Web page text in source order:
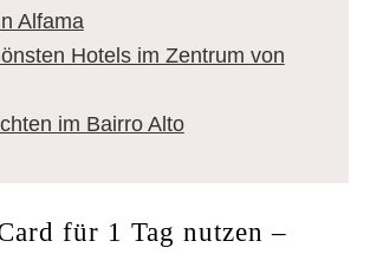
Alfama
Hotels im Zentrum von
im Bairro Alto
für 1 Tag nutzen –